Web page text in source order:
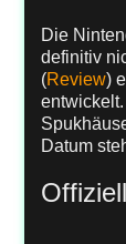
Die
definitiv
(Review)
Datum